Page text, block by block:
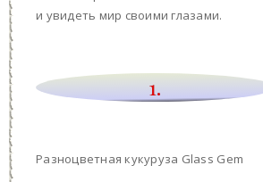
и увидеть мир своими глазами.
1.
Разноцветная кукуруза Glass Gem